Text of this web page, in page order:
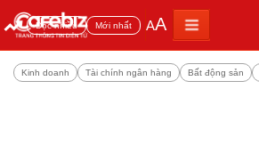
Đọc nhiều Mới nhất AA
Kinh doanh Tài chính ngân hàng Bất động sản